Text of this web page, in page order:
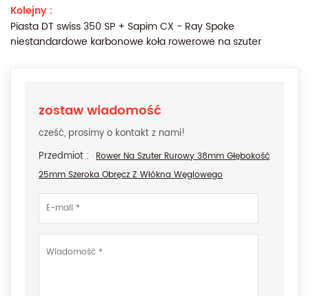
Kolejny :
Piasta DT swiss 350 SP + Sapim CX - Ray Spoke
niestandardowe karbonowe koła rowerowe na szuter
zostaw wiadomość
cześć, prosimy o kontakt z nami!
Przedmiot : Rower Na Szuter Rurowy 38mm Głębokość
25mm Szeroka Obręcz Z Włókna Węglowego